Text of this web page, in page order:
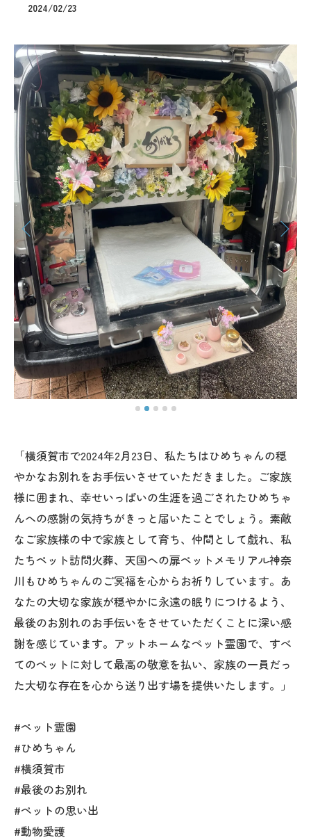
2024/02/23
「横須賀市で2024年2月23日、私たちはひめちゃんの穏
やかなお別れをお手伝いさせていただきました。ご家族
様に囲まれ、幸せいっぱいの生涯を過ごされたひめちゃ
んへの感謝の気持ちがきっと届いたことでしょう。素敵
なご家族様の中で家族として育ち、仲間として戯れ、私
たちペット訪問火葬、天国への扉ペットメモリアル神奈
川もひめちゃんのご冥福を心からお祈りしています。あ
なたの大切な家族が穏やかに永遠の眠りにつけるよう、
最後のお別れのお手伝いをさせていただくことに深い感
謝を感じています。アットホームなペット霊園で、すべ
てのペットに対して最高の敬意を払い、家族の一員だっ
た大切な存在を心から送り出す場を提供いたします。」
#ペット霊園
#ひめちゃん
#横須賀市
#最後のお別れ
#ペットの思い出
#動物愛護